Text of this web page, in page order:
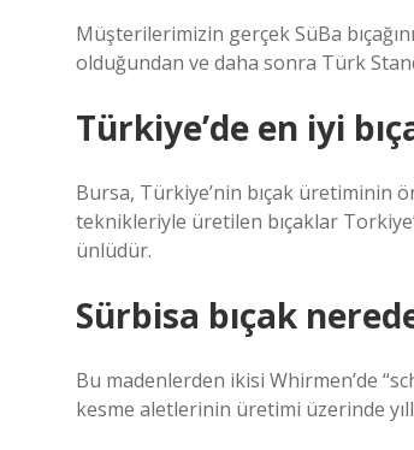
Müşterilerimizin gerçek SüBa
olduğundan ve daha sonra Türk
Türkiye’de en iyi
Bursa, Türkiye’nin bıçak üretiminin
teknikleriyle üretilen bıçaklar
ünlüdür.
Sürbisa bıçak
Bu madenlerden ikisi Whirmen’de
kesme aletlerinin üretimi üzerinde